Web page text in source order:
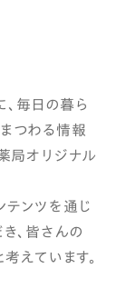
毎日の暮ら
つわる情報
局オリジナル
テンツを通じ
、皆さんの
えています。